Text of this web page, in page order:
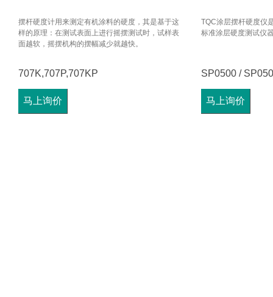
摆杆硬度计用来测定有机涂料的硬度，其是基于这
样的原理：在测试表面上进行摇摆测试时，试样表
面越软，摇摆机构的摆幅减少就越快。
707K,707P,707KP
马上询价
TQC涂层摆杆硬度仪
标准涂层硬度测试仪
SP0500 /
马上询价